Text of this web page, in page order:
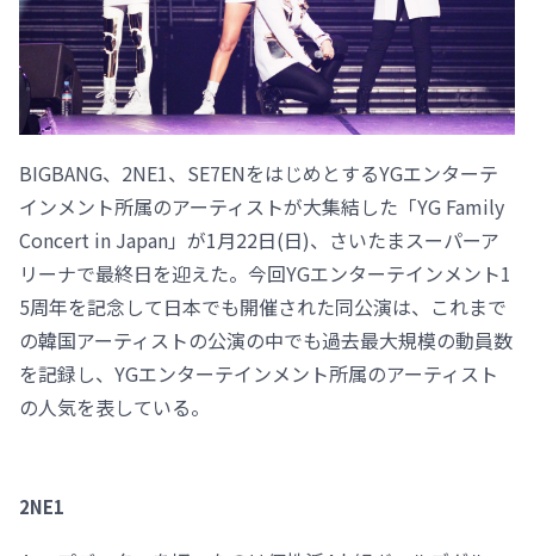
BIGBANG、2NE1、SE7ENをはじめとするYGエンターテ
インメント所属のアーティストが大集結した「YG Family
Concert in Japan」が1月22日(日)、さいたまスーパーア
リーナで最終日を迎えた。今回YGエンターテインメント1
5周年を記念して日本でも開催された同公演は、これまで
の韓国アーティストの公演の中でも過去最大規模の動員数
を記録し、YGエンターテインメント所属のアーティスト
の人気を表している。
2NE1